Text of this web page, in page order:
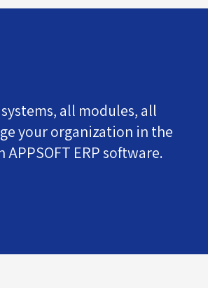
all modules, all
your organization in the
ERP software.